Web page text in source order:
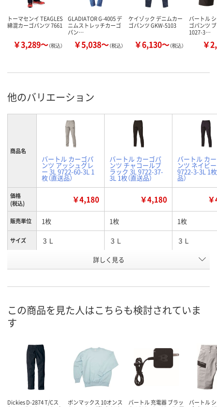
トーマセンイ TEAGLES
綿混カーゴパンツ 7661
￥3,289～（税込）
GLADIATOR G-4005 デ
ニムストレッチカーゴ
パン…
￥5,038～（税込）
ケイゾック デニムカー
ゴパンツ GKW-5103
￥6,130～（税込）
バートル
ゴパンツ
1027-3…
￥
他のバリエーション
商品名
バートル カーゴパ
ンツ アッシュグレ
ー 3L 9722-60-3L 1
枚（直送品）
バートル カーゴパ
ンツ チャコールブ
ラック 3L 9722-37-
3L 1枚（直送品）
バートル カ
ンツ ネイビ
9722-3-3L 1枚
品）
価格
(税込)
￥4,180 ￥4,180
販売単位 1枚 1枚 1枚
サイズ ３Ｌ ３Ｌ ３Ｌ
チャコールブラック ネイビー
号
お届け日
数量
カゴへ
メーカー都合により
販売停止中です
メーカー都合
販売停止中
詳しく見る
この商品を見た人はこちらも検討されていま
す
Dickies D-2874 T/Cス
ボンマックス 10オンス
バートル 充電器 ブラッ
バートル